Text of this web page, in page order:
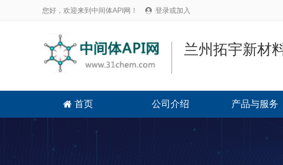
您好，欢迎来到中间体API网！  登录或加入
兰州拓宇新材
 首页 公司介绍 产品与服务